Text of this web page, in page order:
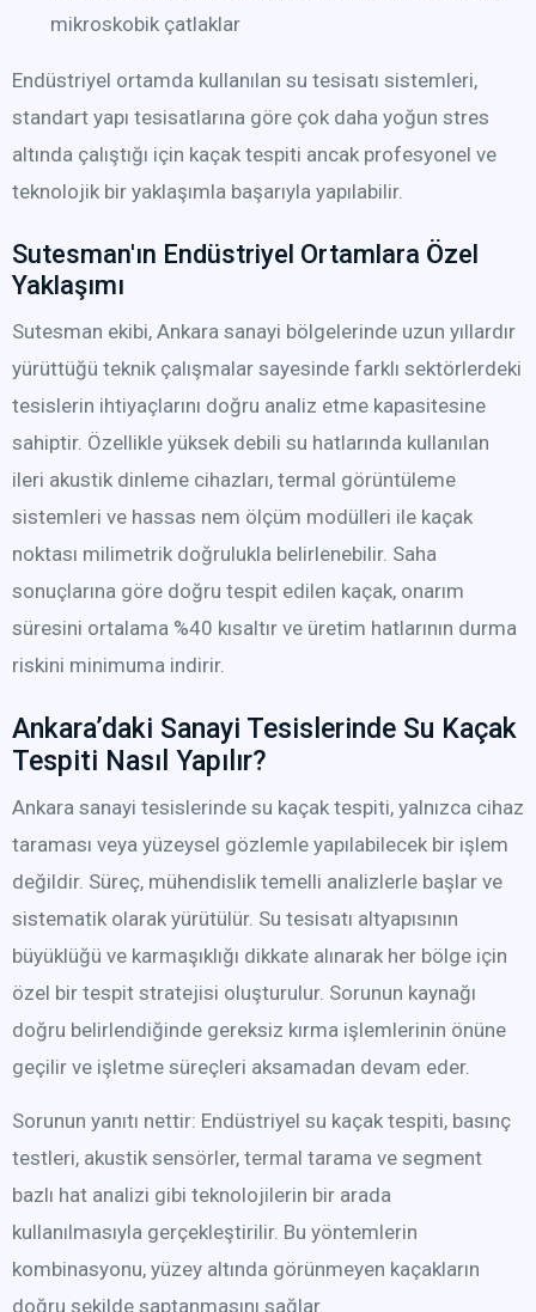
mikroskobik çatlaklar
Endüstriyel ortamda kullanılan su tesisatı sistemleri,
standart yapı tesisatlarına göre çok daha yoğun stres
altında çalıştığı için kaçak tespiti ancak profesyonel ve
teknolojik bir yaklaşımla başarıyla yapılabilir.
Sutesman'ın Endüstriyel Ortamlara Özel
Yaklaşımı
Sutesman ekibi, Ankara sanayi bölgelerinde uzun yıllardır
yürüttüğü teknik çalışmalar sayesinde farklı sektörlerdeki
tesislerin ihtiyaçlarını doğru analiz etme kapasitesine
sahiptir. Özellikle yüksek debili su hatlarında kullanılan
ileri akustik dinleme cihazları, termal görüntüleme
sistemleri ve hassas nem ölçüm modülleri ile kaçak
noktası milimetrik doğrulukla belirlenebilir. Saha
sonuçlarına göre doğru tespit edilen kaçak, onarım
süresini ortalama %40 kısaltır ve üretim hatlarının durma
riskini minimuma indirir.
Ankara’daki Sanayi Tesislerinde Su Kaçak
Tespiti Nasıl Yapılır?
Ankara sanayi tesislerinde su kaçak tespiti, yalnızca cihaz
taraması veya yüzeysel gözlemle yapılabilecek bir işlem
değildir. Süreç, mühendislik temelli analizlerle başlar ve
sistematik olarak yürütülür. Su tesisatı altyapısının
büyüklüğü ve karmaşıklığı dikkate alınarak her bölge için
özel bir tespit stratejisi oluşturulur. Sorunun kaynağı
doğru belirlendiğinde gereksiz kırma işlemlerinin önüne
geçilir ve işletme süreçleri aksamadan devam eder.
Sorunun yanıtı nettir: Endüstriyel su kaçak tespiti, basınç
testleri, akustik sensörler, termal tarama ve segment
bazlı hat analizi gibi teknolojilerin bir arada
kullanılmasıyla gerçekleştirilir. Bu yöntemlerin
kombinasyonu, yüzey altında görünmeyen kaçakların
doğru şekilde saptanmasını sağlar.